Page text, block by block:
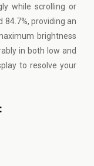
while scrolling or
providing an
brightness
in both low and
to resolve your